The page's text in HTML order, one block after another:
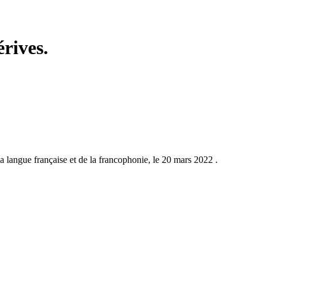
française et de la francophonie, le 20 mars 2022 .